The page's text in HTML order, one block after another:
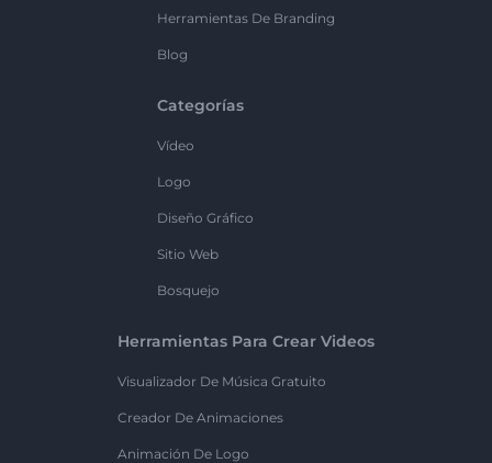
Herramientas De Branding
Blog
Categorías
Vídeo
Logo
Diseño Gráfico
Sitio Web
Bosquejo
Herramientas Para Crear Videos
Visualizador De Música Gratuito
Creador De Animaciones
Animación De Logo